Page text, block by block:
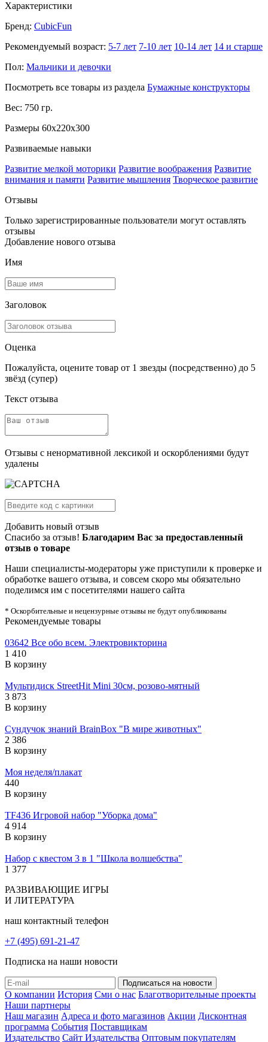
Характеристики
Бренд: CubicFun
Рекомендуемый возраст: 5-7 лет 7-10 лет 10-14 лет 14 и старше
Пол: Мальчики и девочки
Посмотреть все товары из раздела Бумажные конструкторы
Вес: 750 гр.
Размеры 60x220x300
Развиваемые навыки
Развитие мелкой моторики Развитие воображения Развитие
внимания и памяти Развитие мышления Творческое развитие
Отзывы
Только зарегистрированные пользователи могут оставлять
отзывы
Добавление нового отзыва
Имя
Заголовок
Оценка
Пожалуйста, оцените товар от 1 звезды (посредственно) до 5
звёзд (супер)
Текст отзыва
Отзывы с ненормативной лексикой и оскорблениями будут
удалены
Добавить новый отзыв
Спасибо за отзыв! Благодарим Вас за предоставленный
отзыв о товаре
Наши специалисты-модераторы уже приступили к проверке и
обработке вашего отзыва, и совсем скоро мы обязательно
поделимся им с посетителями нашего сайта
* Оскорбительные и нецензурные отзывы не будут опубликованы
Рекомендуемые товары
03642 Все обо всем. Электровикторина
1 410
В корзину
Мультидиск StreetHit Mini 30см, розово-мятный
3 873
В корзину
Сундучок знаний BrainBox "В мире животных"
2 386
В корзину
Моя неделя/плакат
440
В корзину
TF436 Игровой набор "Уборка дома"
4 914
В корзину
Набор с квестом 3 в 1 "Школа волшебства"
1 377
РАЗВИВАЮЩИЕ ИГРЫ
И ЛИТЕРАТУРА
наш контактный телефон
+7 (495) 691-21-47
Подписка на наши новости
О компании История Сми о нас Благотворительные проекты
Наши партнеры
Наш магазин Адреса и фото магазинов Акции Дисконтная
программа События Поставщикам
Издательство Сайт Издательства Оптовым покупателям